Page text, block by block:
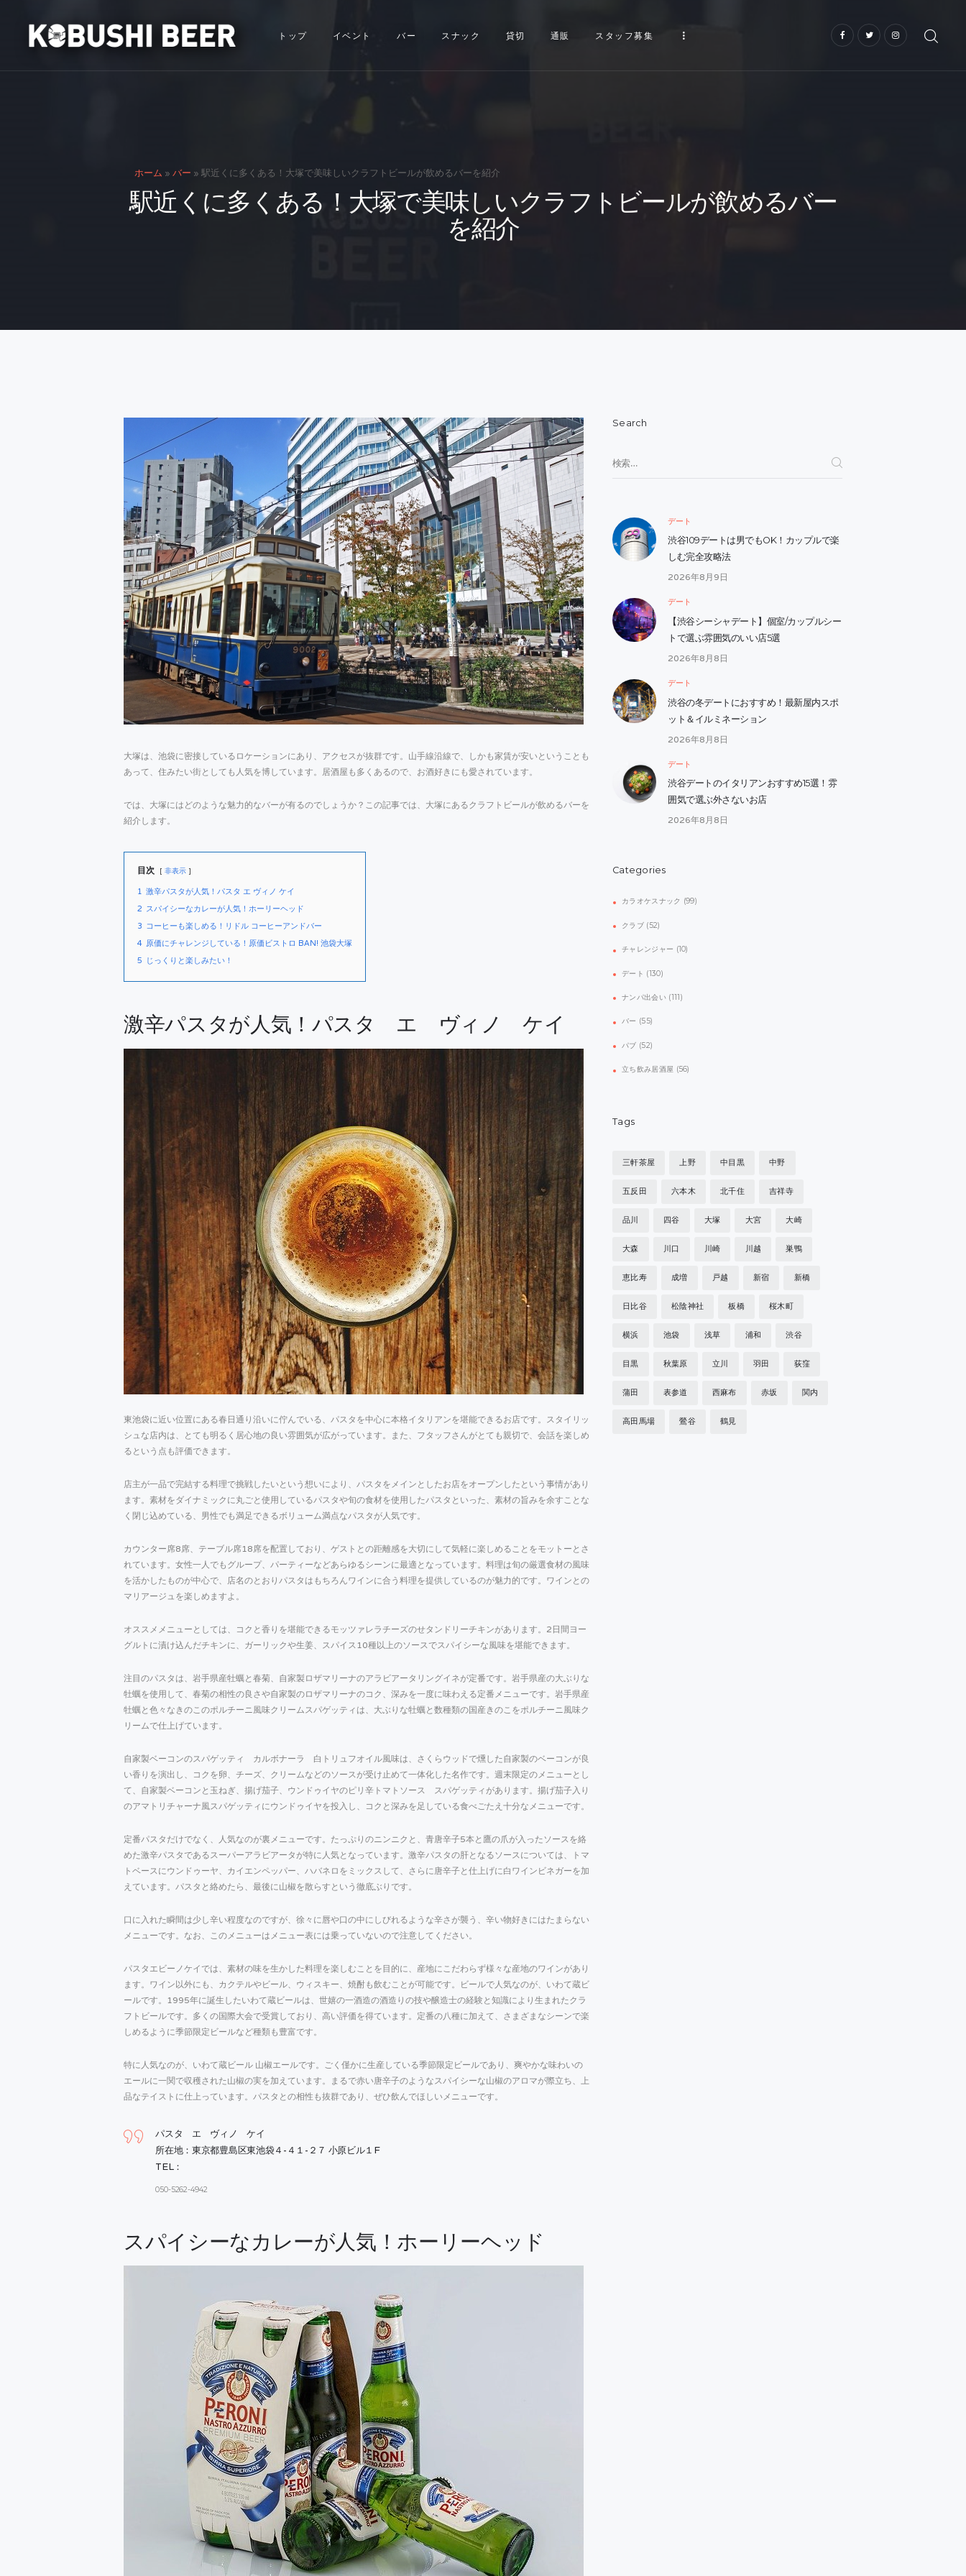
トップ イベント バー スナック 貸切 通販 スタッフ募集
ホーム » バー » 駅近くに多くある！大塚で美味しいクラフトビールが飲めるバーを紹介
駅近くに多くある！大塚で美味しいクラフトビールが飲めるバー
を紹介
スタッフ募集
大塚は、池袋に密接しているロケーションにあり、アクセスが抜群です。山手線沿線で、しかも家賃が安いということも
あって、住みたい街としても人気を博しています。居酒屋も多くあるので、お酒好きにも愛されています。
では、大塚にはどのような魅力的なバーが有るのでしょうか？この記事では、大塚にあるクラフトビールが飲めるバーを
紹介します。
目次 非表示
1 激辛パスタが人気！パスタ エ ヴィノ ケイ
2 スパイシーなカレーが人気！ホーリーヘッド
3 コーヒーも楽しめる！リドル コーヒーアンドバー
4 原価にチャレンジしている！原価ビストロ BAN! 池袋大塚
5 じっくりと楽しみたい！
激辛パスタが人気！パスタ エ ヴィノ ケイ
東池袋に近い位置にある春日通り沿いに佇んでいる、パスタを中心に本格イタリアンを堪能できるお店です。スタイリッ
シュな店内は、とても明るく居心地の良い雰囲気が広がっています。また、フタッフさんがとても親切で、会話を楽しめ
るという点も評価できます。
店主が一品で完結する料理で挑戦したいという想いにより、パスタをメインとしたお店をオープンしたという事情があり
ます。素材をダイナミックに丸ごと使用しているパスタや旬の食材を使用したパスタといった、素材の旨みを余すことな
く閉じ込めている、男性でも満足できるボリューム満点なパスタが人気です。
カウンター席8席、テーブル席18席を配置しており、ゲストとの距離感を大切にして気軽に楽しめることをモットーとさ
れています。女性一人でもグループ、パーティーなどあらゆるシーンに最適となっています。料理は旬の厳選食材の風味
を活かしたものが中心で、店名のとおりパスタはもちろんワインに合う料理を提供しているのが魅力的です。ワインとの
マリアージュを楽しめますよ。
オススメメニューとしては、コクと香りを堪能できるモッツァレラチーズのせタンドリーチキンがあります。2日間ヨー
グルトに漬け込んだチキンに、ガーリックや生姜、スパイス10種以上のソースでスパイシーな風味を堪能できます。
注目のパスタは、岩手県産牡蠣と春菊、自家製ロザマリーナのアラビアータリングイネが定番です。岩手県産の大ぶりな
牡蠣を使用して、春菊の相性の良さや自家製のロザマリーナのコク、深みを一度に味わえる定番メニューです。岩手県産
牡蠣と色々なきのこのポルチーニ風味クリームスパゲッティは、大ぶりな牡蠣と数種類の国産きのこをポルチーニ風味ク
リームで仕上げています。
自家製ベーコンのスパゲッティ カルボナーラ 白トリュフオイル風味は、さくらウッドで燻した自家製のベーコンが良
い香りを演出し、コクを卵、チーズ、クリームなどのソースが受け止めて一体化した名作です。週末限定のメニューとし
て、自家製ベーコンと玉ねぎ、揚げ茄子、ウンドゥイヤのピリ辛トマトソース スパゲッティがあります。揚げ茄子入り
のアマトリチャーナ風スパゲッティにウンドゥイヤを投入し、コクと深みを足している食べごたえ十分なメニューです。
定番パスタだけでなく、人気なのが裏メニューです。たっぷりのニンニクと、青唐辛子5本と鷹の爪が入ったソースを絡
めた激辛パスタであるスーパーアラビアータが特に人気となっています。激辛パスタの肝となるソースについては、トマ
トベースにウンドゥーヤ、カイエンペッパー、ハバネロをミックスして、さらに唐辛子と仕上げに白ワインビネガーを加
えています。パスタと絡めたら、最後に山椒を散らすという徹底ぶりです。
口に入れた瞬間は少し辛い程度なのですが、徐々に唇や口の中にしびれるような辛さが襲う、辛い物好きにはたまらない
メニューです。なお、このメニューはメニュー表には乗っていないので注意してください。
パスタエビーノケイでは、素材の味を生かした料理を楽しむことを目的に、産地にこだわらず様々な産地のワインがあり
ます。ワイン以外にも、カクテルやビール、ウィスキー、焼酎も飲むことが可能です。ビールで人気なのが、いわて蔵ビ
ールです。1995年に誕生したいわて蔵ビールは、世嬉の一酒造の酒造りの技や醸造士の経験と知識により生まれたクラ
フトビールです。多くの国際大会で受賞しており、高い評価を得ています。定番の八種に加えて、さまざまなシーンで楽
しめるように季節限定ビールなど種類も豊富です。
特に人気なのが、いわて蔵ビール 山椒エールです。ごく僅かに生産している季節限定ビールであり、爽やかな味わいの
エールに一関で収穫された山椒の実を加えています。まるで赤い唐辛子のようなスパイシーな山椒のアロマが際立ち、上
品なテイストに仕上っています。パスタとの相性も抜群であり、ぜひ飲んでほしいメニューです。
パスタ エ ヴィノ ケイ
所在地：東京都豊島区東池袋４-４１-２７ 小原ビル１F
TEL：
050-5262-4942
スパイシーなカレーが人気！ホーリーヘッド
Search
索:
デート
渋谷109デートは男でもOK！カップルで楽
しむ完全攻略法
2026年8月9日
デート
【渋谷シーシャデート】個室/カップルシー
トで選ぶ雰囲気のいい店5選
2026年8月8日
デート
渋谷の冬デートにおすすめ！最新屋内スポ
ット＆イルミネーション
2026年8月8日
デート
渋谷デートのイタリアンおすすめ15選！雰
囲気で選ぶ外さないお店
2026年8月8日
Categories
カラオケスナック (99)
クラブ (52)
チャレンジャー (10)
デート (130)
ナンパ出会い (111)
バー (55)
パブ (52)
立ち飲み居酒屋 (56)
Tags
三軒茶屋 上野 中目黒 中野
五反田 六本木 北千住 吉祥寺
品川 四谷 大塚 大宮 大崎
大森 川口 川崎 川越 巣鴨
恵比寿 成増 戸越 新宿 新橋
日比谷 松陰神社 板橋 桜木町
横浜 池袋 浅草 浦和 渋谷
目黒 秋葉原 立川 羽田 荻窪
蒲田 表参道 西麻布 赤坂 関内
高田馬場 鶯谷 鶴見